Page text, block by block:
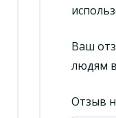
Ваш
людям
Отзыв